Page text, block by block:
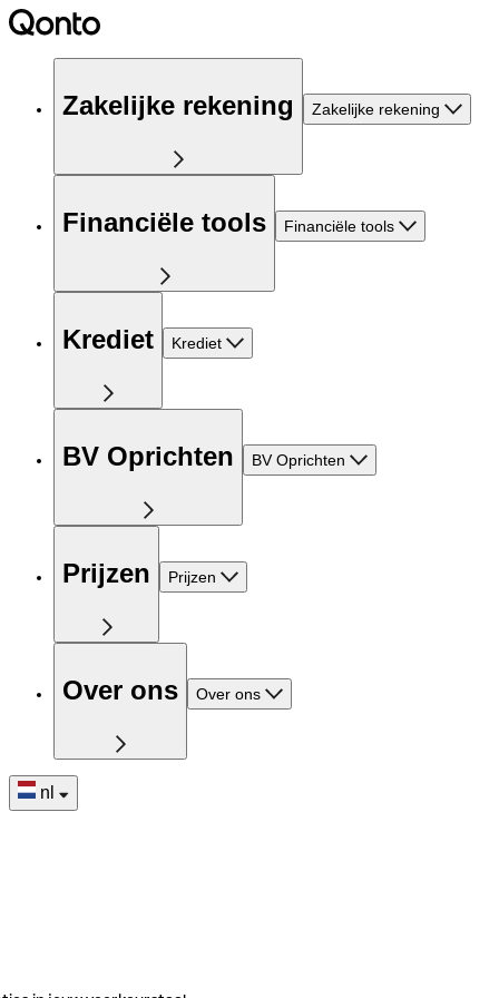
Zakelijke rekening Zakelijke rekening
Financiële tools Financiële tools
Krediet Krediet
BV Oprichten BV Oprichten
Prijzen Prijzen
Over ons Over ons
nl